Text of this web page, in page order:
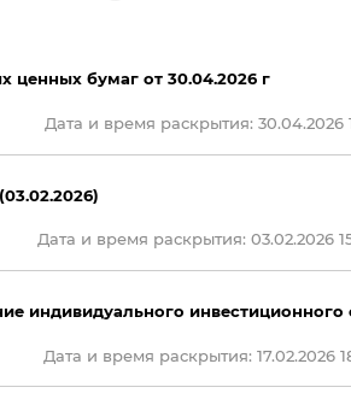
ценных бумаг от 30.04.2026 г
Дата и время раскрытия: 30.04.2026
Дата и время раскрытия: 03.02.2026
индивидуального инвестиционного
Дата и время раскрытия: 17.02.2026